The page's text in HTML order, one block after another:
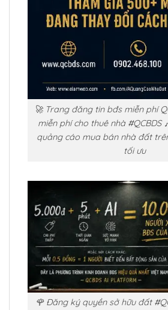
🚀 Trang đăng tin bđs miễn phí
miễn phí cho thuê nhà #QCBDS
quảng cáo mua bán nhà đất
tối ưu
🌹 Đăng ký quyền sở hữu đất